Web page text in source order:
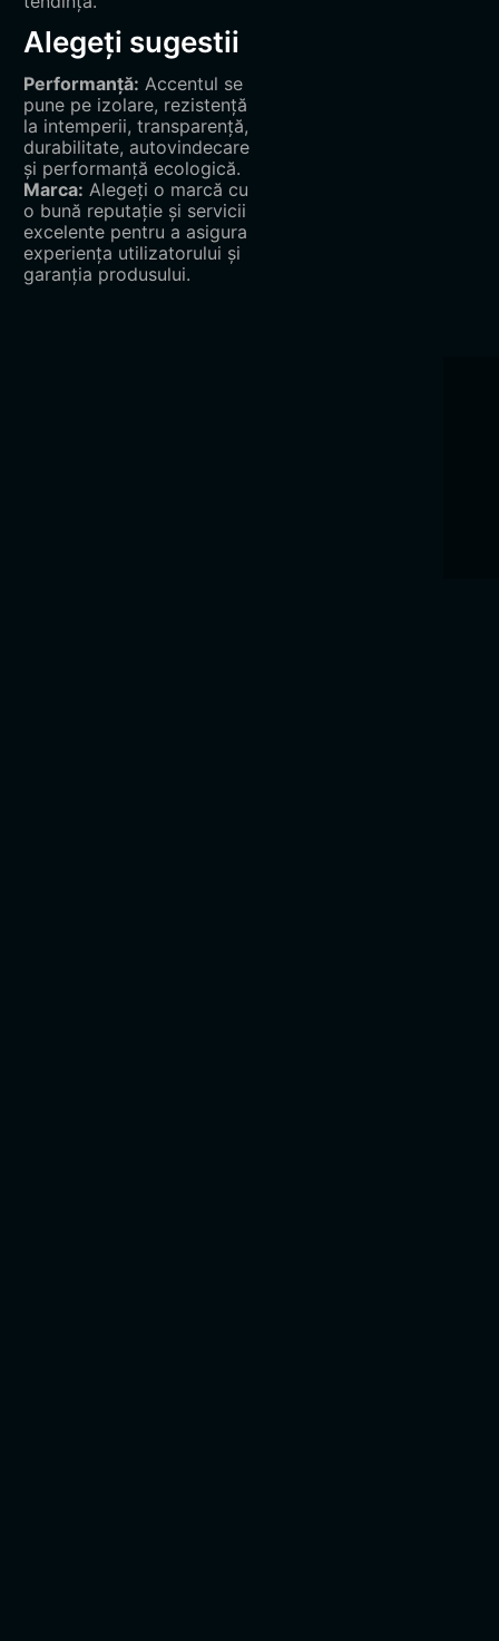
Alegeți sugestii
Performanță: Accentul se
pune pe izolare, rezistență
la intemperii, transparență,
durabilitate, autovindecare
și performanță ecologică.
Marca: Alegeți o marcă cu
o bună reputație și servicii
excelente pentru a asigura
experiența utilizatorului și
garanția produsului.